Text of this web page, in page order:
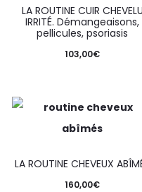
LA ROUTINE CUIR CHEVELU
IRRITÉ. Démangeaisons,
pellicules, psoriasis
103,00€
LA ROUTINE CHEVEUX
160,00€